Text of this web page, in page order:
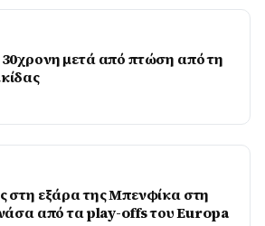
μετά από πτώση από τη
στη εξάρα της Μπενφίκα στη
από τα play-offs του Europa